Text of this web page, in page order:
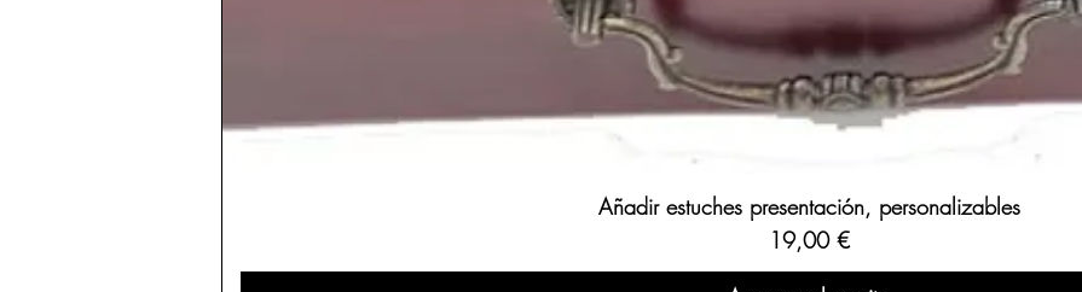
Añadir estuches presentación, personalizables
Precio
19,00 €